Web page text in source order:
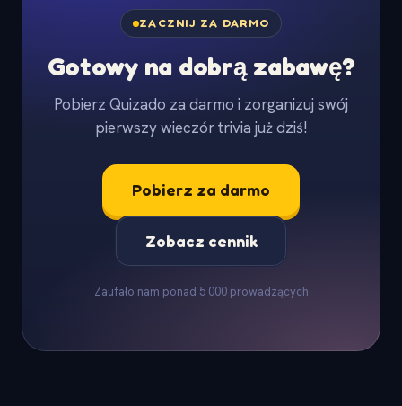
ZACZNIJ ZA DARMO
Gotowy na dobrą zabawę?
Pobierz Quizado za darmo i zorganizuj swój
pierwszy wieczór trivia już dziś!
Pobierz za darmo
Zobacz cennik
Zaufało nam ponad 5 000 prowadzących